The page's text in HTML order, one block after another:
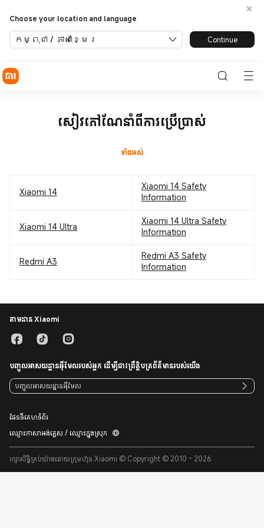
Choose your location and language
កម្ពុជា / ភាសាខ្មែរ Continue
user-guide
សៀវភៅណែនាំពីការប្រើប្រាស់
ទាំងអស់
Xiaomi 14
Xiaomi 14 Safety
Information
Xiaomi 14 Ultra
Xiaomi 14 Ultra Safety
Information
Redmi A3
Redmi A3 Safety
Information
តាមដាន Xiaomi
បញ្ចូលអាសយដ្ឋានអ៊ីមែលរបស់អ្នក ដើម្បីជាវព្រឹត្តិបត្រព័ត៌មានរបស់យើង
ផែនទីគេហទំព័រ
ឈ្មោះភាសាអង់គ្លេស / ឈ្មោះក្នុងស្រុក
រក្សាសិទ្ធិគ្រប់យ៉ាងដោយក្រុមហ៊ុន Xiaomi © Copyright © 2010 - 2026